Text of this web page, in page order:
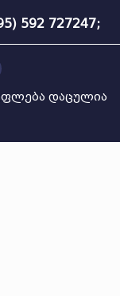
592 727247;
დაცულია